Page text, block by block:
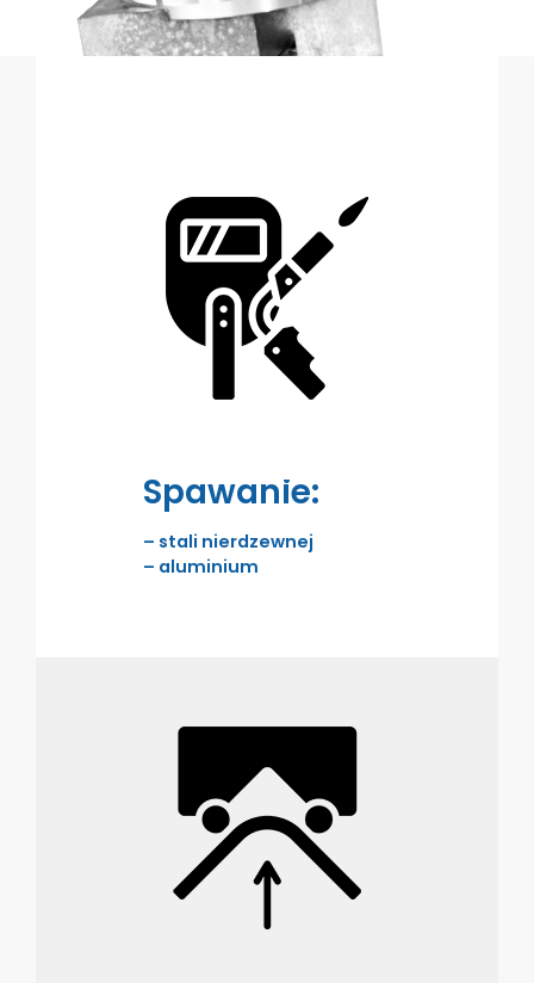
Spawanie:
– stali nierdzewnej
– aluminium